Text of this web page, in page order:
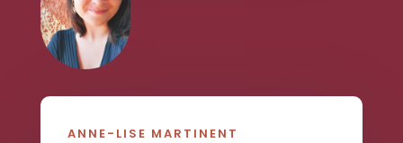
ANNE-LISE MARTINENT